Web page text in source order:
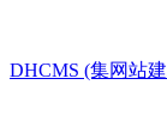
DHCMS (集网站